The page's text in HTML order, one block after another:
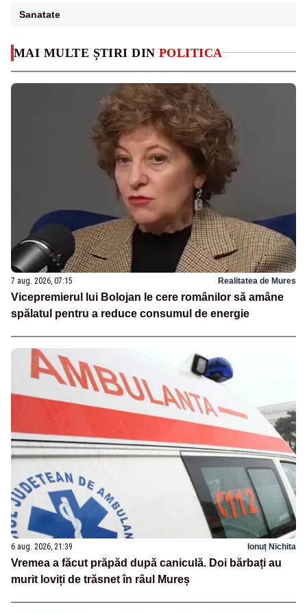
MAI MULTE ȘTIRI DIN POLITICA
7 aug. 2026, 07:15 Realitatea de Mures
Vicepremierul lui Bolojan le cere românilor să amâne
spălatul pentru a reduce consumul de energie
6 aug. 2026, 21:39 Ionuț Nichita
Vremea a făcut prăpăd după caniculă. Doi bărbați au
murit loviți de trăsnet în râul Mureș
Sanatate